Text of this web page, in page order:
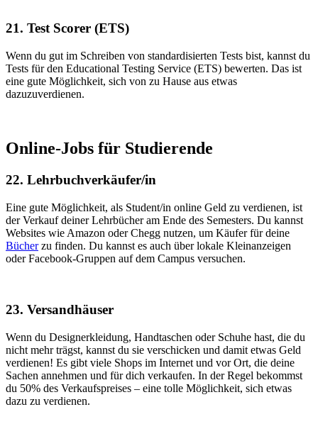
21. Test Scorer (ETS)
Wenn du gut im Schreiben von standardisierten Tests bist, kannst du
Tests für den Educational Testing Service (ETS) bewerten. Das ist
eine gute Möglichkeit, sich von zu Hause aus etwas
dazuzuverdienen.
Online-Jobs für Studierende
22. Lehrbuchverkäufer/in
Eine gute Möglichkeit, als Student/in online Geld zu verdienen, ist
der Verkauf deiner Lehrbücher am Ende des Semesters. Du kannst
Websites wie Amazon oder Chegg nutzen, um Käufer für deine
Bücherzu finden. Du kannst es auch über lokale Kleinanzeigen
oder Facebook-Gruppen auf dem Campus versuchen.
23. Versandhäuser
Wenn du Designerkleidung, Handtaschen oder Schuhe hast, die du
nicht mehr trägst, kannst du sie verschicken und damit etwas Geld
verdienen! Es gibt viele Shops im Internet und vor Ort, die deine
Sachen annehmen und für dich verkaufen. In der Regel bekommst
du 50% des Verkaufspreises – eine tolle Möglichkeit, sich etwas
dazu zu verdienen.